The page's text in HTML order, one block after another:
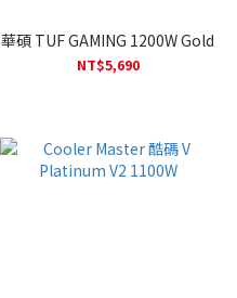
華碩 TUF GAMING 1200W Gold
NT$5,690